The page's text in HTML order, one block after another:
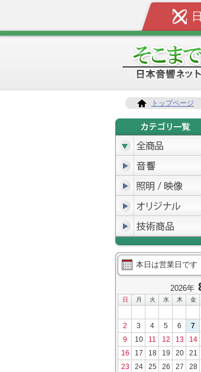
トップページ
本日は営業日です
2026年
日 月 火 水 木 金
2
3 4 5 6 7
9
10 11 12 13 14
16
17 18 19 20 21
23
24 25 26 27 28